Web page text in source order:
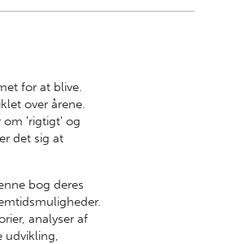
for at blive.
over årene.
om 'rigtigt' og
det sig at
bog deres
analyser af
udvikling,